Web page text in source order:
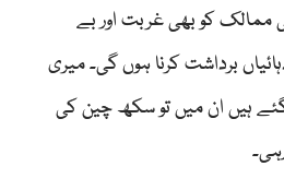
کو بھی غربت اور بے
برداشت کرنا ہوں گی۔ میری
ہیں ان میں تو سکھ چین کی